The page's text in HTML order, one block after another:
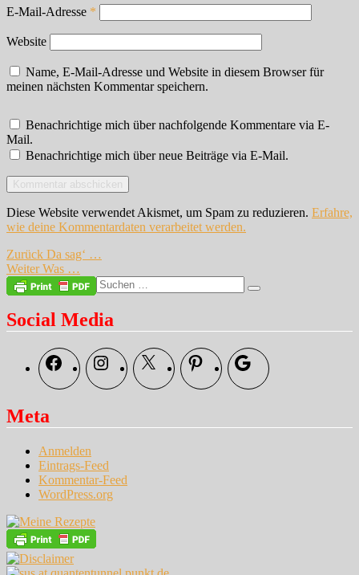
E-Mail-Adresse *
Website
Name, E-Mail-Adresse und Website in diesem Browser für
meinen nächsten Kommentar speichern.
Benachrichtige mich über nachfolgende Kommentare via E-
Mail.
Benachrichtige mich über neue Beiträge via E-Mail.
Diese Website verwendet Akismet, um Spam zu reduzieren. Erfahre,
wie deine Kommentardaten verarbeitet werden.
Beitragsnavigation
Zurück Vorheriger
Beitrag:
Da sag‘ …
Weiter Nächster
Beitrag:
Was …
Suche
nach:
Suchen
Social Media
FacebookInstagramX Pinterest Google
Meta
Anmelden
Eintrags-Feed
Kommentar-Feed
WordPress.org